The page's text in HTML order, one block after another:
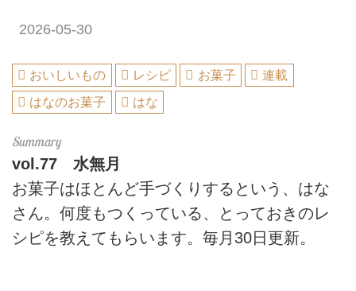
2026-05-30
おいしいもの レシピ お菓子
連載
はなのお菓子
はな
vol.77 水無月
お菓子はほとんど手づくりするという、はな
さん。何度もつくっている、とっておきのレ
シピを教えてもらいます。毎月30日更新。